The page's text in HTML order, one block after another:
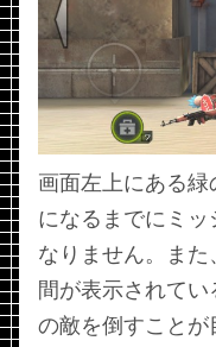
画面左上にある緑
になるまでにミ
なりません。ま
間が表示されて
の敵を倒すこと